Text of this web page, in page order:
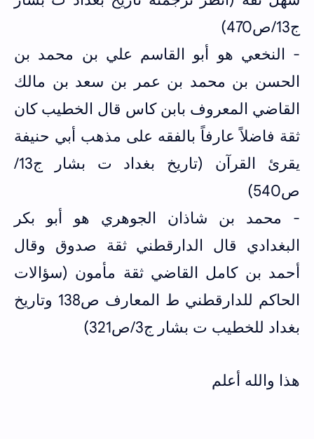
ج13/ص470)
- النخعي هو أبو القاسم علي بن محمد بن
الحسن بن محمد بن عمر بن سعد بن مالك
القاضي المعروف بابن كاس قال الخطيب كان
ثقة فاضلاً عارفاً بالفقه على مذهب أبي حنيفة
يقرئ القرآن (تاريخ بغداد ت بشار ج13/
ص540)
- محمد بن شاذان الجوهري هو أبو بكر
البغدادي قال الدارقطني ثقة صدوق وقال
أحمد بن كامل القاضي ثقة مأمون (سؤالات
الحاكم للدارقطني ط المعارف ص138 وتاريخ
بغداد للخطيب ت بشار ج3/ص321)
هذا والله أعلم